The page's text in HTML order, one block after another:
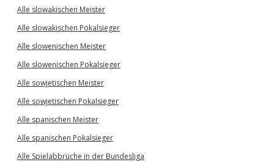
Alle slowakischen Meister
Alle slowakischen Pokalsieger
Alle slowenischen Meister
Alle slowenischen Pokalsieger
Alle sowjetischen Meister
Alle sowjetischen Pokalsieger
Alle spanischen Meister
Alle spanischen Pokalsieger
Alle Spielabbrüche in der Bundesliga